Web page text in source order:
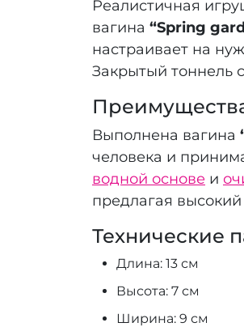
Реалистичная
вагина “Spring
настраивает на
Закрытый тоннель
Выполнена вагина
человека и
водной основе и
предлагая
Технические
Длина: 13 см
Высота: 7 см
Ширина: 9 см